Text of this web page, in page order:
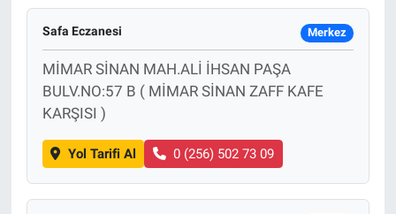
Safa Eczanesi Merkez
MİMAR SİNAN MAH.ALİ İHSAN PAŞA
BULV.NO:57 B ( MİMAR SİNAN ZAFF KAFE
KARŞISI )
Yol Tarifi Al 0 (256) 502 73 09